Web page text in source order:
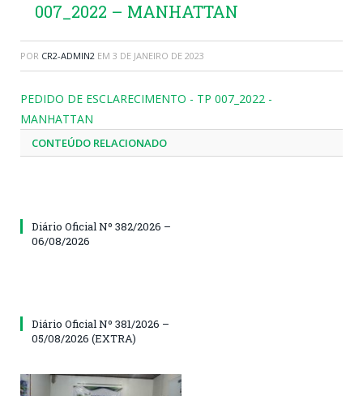
007_2022 – MANHATTAN
POR CR2-ADMIN2 EM 3 DE JANEIRO DE 2023
PEDIDO DE ESCLARECIMENTO - TP 007_2022 -
MANHATTAN
CONTEÚDO RELACIONADO
Diário Oficial Nº 382/2026 –
06/08/2026
Diário Oficial Nº 381/2026 –
05/08/2026 (EXTRA)